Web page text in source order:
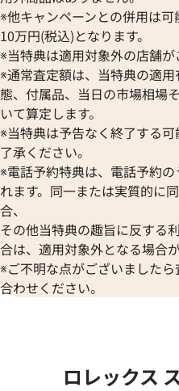
クスプローラーⅡ 226570 ブ
格
点の参考買取価格です
※他キャンペーンとの併用は
10万円(税込)となります。
※当特典は適用対象外の店舗が
※通常査定額は、当特典の適
態、付属品、当日の市場相場
いて算定します。
※当特典は予告なく終了する
了承ください。
※電話予約特典は、電話予約
れます。同一または実質的に
合、
その他当特典の趣旨に反する
合は、適用対象外となる場合が
※ご不明な点がございました
合わせください。
ロレックス